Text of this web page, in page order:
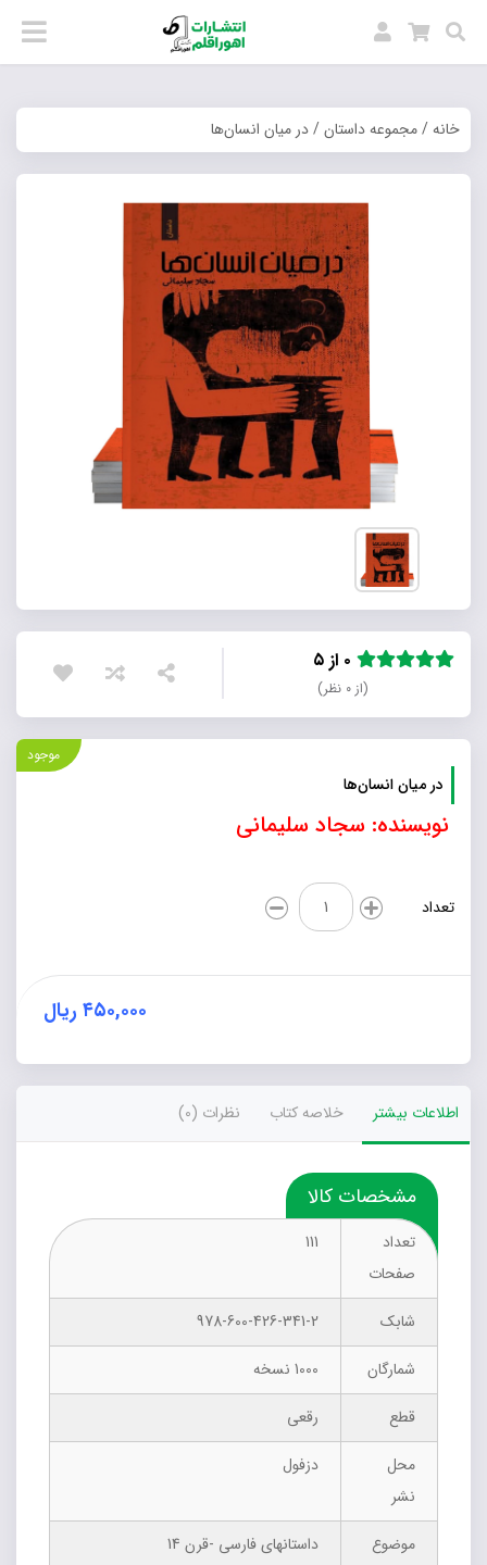
خانه/مجموعه داستان/ در میان انسان‌ها
(از ۰ نظر)
موجود
در میان انسان‌ها
نویسنده: سجاد سلیمانی
تعداد
در
میان
انسان‌ها
۴۵۰,۰۰۰ ریال
اطلاعات بیشتر خلاصه کتاب نظرات (0)
مشخصات کالا
تعداد
صفحات
111
شابک
978-600-426-341-2
شمارگان
1000 نسخه
قطع
رقعی
محل
نشر
دزفول
موضوع
داستانهای فارسی -قرن 14